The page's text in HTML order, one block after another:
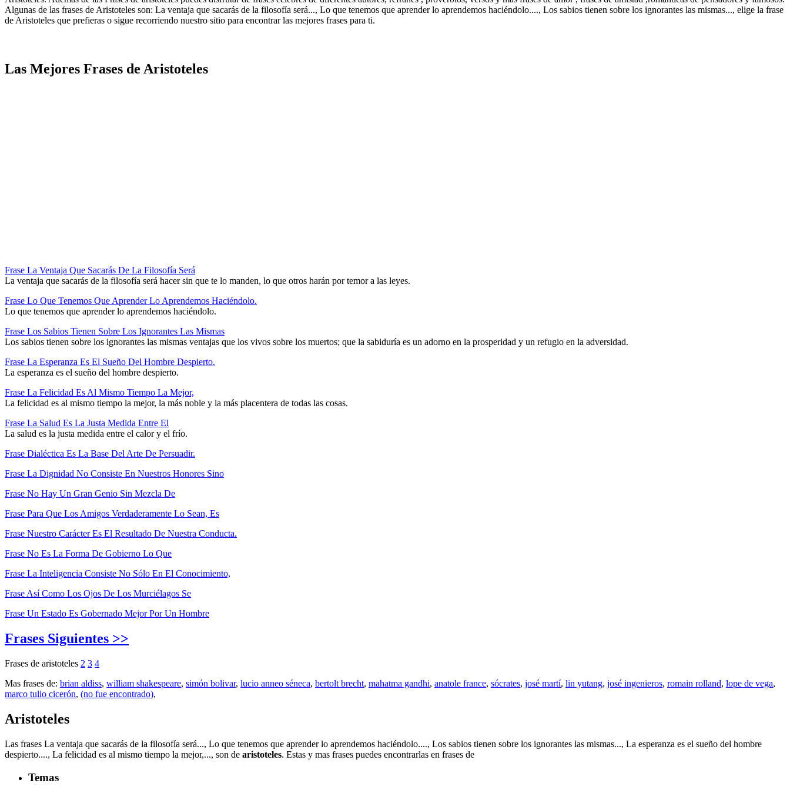
Algunas de las frases de Aristoteles son: La ventaja que sacarás de la filosofía será..., Lo que tenemos que aprender lo aprendemos haciéndolo...., Los sabios tienen sobre los ignorantes las mismas..., elige la frase
de Aristoteles que prefieras o sigue recorriendo nuestro sitio para encontrar las mejores frases para ti.
Las Mejores Frases de Aristoteles
Frase La Ventaja Que Sacarás De La Filosofía Será
La ventaja que sacarás de la filosofía será hacer sin que te lo manden, lo que otros harán por temor a las leyes.
Frase Lo Que Tenemos Que Aprender Lo Aprendemos Haciéndolo.
Lo que tenemos que aprender lo aprendemos haciéndolo.
Frase Los Sabios Tienen Sobre Los Ignorantes Las Mismas
Los sabios tienen sobre los ignorantes las mismas ventajas que los vivos sobre los muertos; que la sabiduría es un adorno en la prosperidad y un refugio en la adversidad.
Frase La Esperanza Es El Sueño Del Hombre Despierto.
La esperanza es el sueño del hombre despierto.
Frase La Felicidad Es Al Mismo Tiempo La Mejor,
La felicidad es al mismo tiempo la mejor, la más noble y la más placentera de todas las cosas.
Frase La Salud Es La Justa Medida Entre El
La salud es la justa medida entre el calor y el frío.
Frase Dialéctica Es La Base Del Arte De Persuadir.
Frase La Dignidad No Consiste En Nuestros Honores Sino
Frase No Hay Un Gran Genio Sin Mezcla De
Frase Para Que Los Amigos Verdaderamente Lo Sean, Es
Frase Nuestro Carácter Es El Resultado De Nuestra Conducta.
Frase No Es La Forma De Gobierno Lo Que
Frase La Inteligencia Consiste No Sólo En El Conocimiento,
Frase Así Como Los Ojos De Los Murciélagos Se
Frase Un Estado Es Gobernado Mejor Por Un Hombre
Frases Siguientes >>
Frases de aristoteles 2 3 4
Mas frases de: brian aldiss, william shakespeare, simón bolivar, lucio anneo séneca, bertolt brecht, mahatma gandhi, anatole france, sócrates, josé martí, lin yutang, josé ingenieros, romain rolland, lope de vega,
marco tulio cicerón, (no fue encontrado),
Aristoteles
Las frases La ventaja que sacarás de la filosofía será..., Lo que tenemos que aprender lo aprendemos haciéndolo...., Los sabios tienen sobre los ignorantes las mismas..., La esperanza es el sueño del hombre
despierto...., La felicidad es al mismo tiempo la mejor,..., son de aristoteles. Estas y mas frases puedes encontrarlas en frases de
Temas